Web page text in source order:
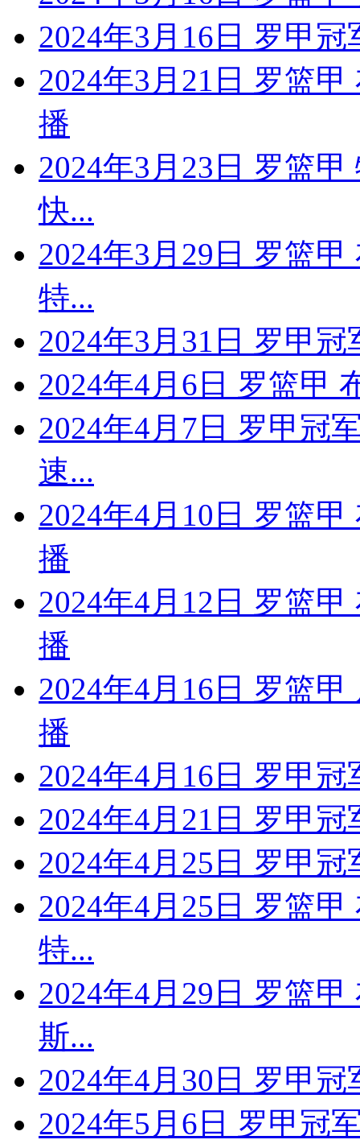
2024年3月16日 罗甲
2024年3月21日 罗篮
播
2024年3月23日 罗篮
快...
2024年3月29日 罗篮
特...
2024年3月31日 罗甲
2024年4月6日 罗篮甲
2024年4月7日 罗甲冠
速...
2024年4月10日 罗篮
播
2024年4月12日 罗篮
播
2024年4月16日 罗篮
播
2024年4月16日 罗甲
2024年4月21日 罗甲
2024年4月25日 罗甲
2024年4月25日 罗篮
特...
2024年4月29日 罗篮
斯...
2024年4月30日 罗甲
2024年5月6日 罗甲冠